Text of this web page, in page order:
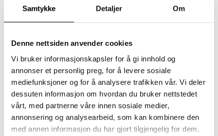
Samtykke Detaljer Om
Denne nettsiden anvender cookies
Vi bruker informasjonskapsler for å gi innhold og
annonser et personlig preg, for å levere sosiale
mediefunksjoner og for å analysere trafikken vår. Vi deler
dessuten informasjon om hvordan du bruker nettstedet
vårt, med partnerne våre innen sosiale medier,
annonsering og analysearbeid, som kan kombinere den
med annen informasjon du har gjort tilgjengelig for dem,